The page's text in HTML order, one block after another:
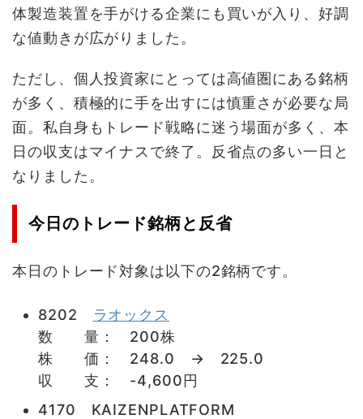
体製造装置を手がける企業にも買いが入り、好調
な値動きが広がりました。
ただし、個人投資家にとっては高値圏にある銘柄
が多く、積極的に手を出すには慎重さが必要な局
面。私自身もトレード戦略に迷う場面が多く、本
日の収支はマイナスで終了。反省点の多い一日と
なりました。
今日のトレード銘柄と反省
本日のトレード対象は以下の2銘柄です。
8202
ラオックス
数 量： 200株
株 価： 248.0 → 225.0
収 支： -4,600円
4170 KAIZENPLATFORM